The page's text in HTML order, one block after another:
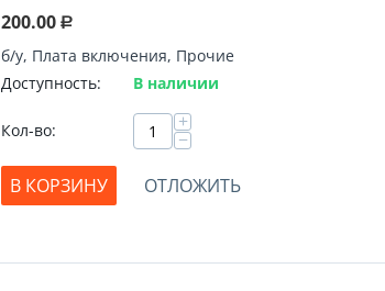
200.00 Р
б/у, Плата включения, Прочие
Доступность:
В наличии
Кол-во: +
−
В КОРЗИНУ
ОТЛОЖИТЬ